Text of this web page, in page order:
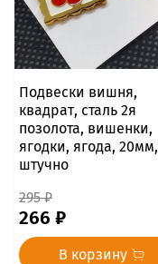
Подвески вишня,
квадрат, сталь 2я
позолота, вишенки,
ягодки, ягода, 20мм,
штучно
295 ₽
266 ₽
В корзину